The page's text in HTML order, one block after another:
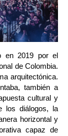
en 2019 por el
de Colombia.
arquitectónica.
también a
cultural y
los diálogos, la
horizontal y
capaz de